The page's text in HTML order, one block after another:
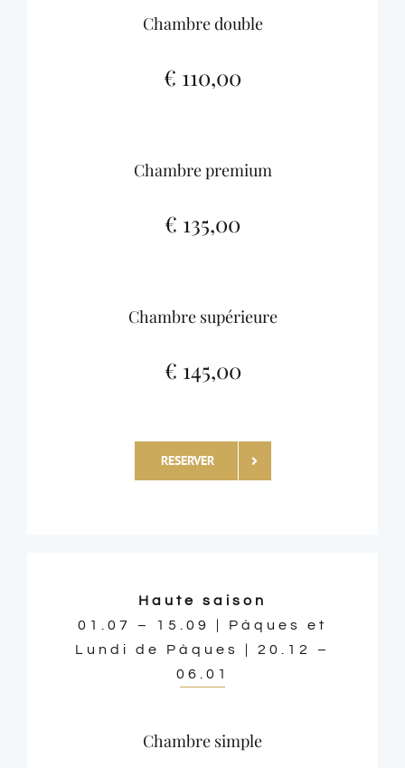
Chambre double
€ 110,00
Chambre premium
€ 135,00
Chambre supérieure
€ 145,00
RESERVER
Haute saison
01.07 – 15.09 | Pàques et
Lundi de Pàques | 20.12 –
06.01
Chambre simple